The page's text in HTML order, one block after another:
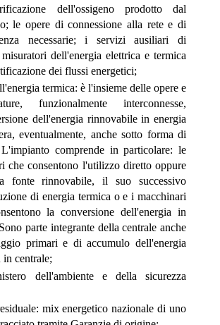
dell'ossigeno prodotto dal
le opere di connessione alla rete e di
necessarie; i servizi ausiliari di
dell'energia elettrica e termica
dei flussi energetici;
termica: è l'insieme delle opere e
funzionalmente interconnesse,
dell'energia rinnovabile in energia
eventualmente, anche sotto forma di
comprende in particolare: le
che consentono l'utilizzo diretto oppure
fonte rinnovabile, il suo successivo
di energia termica o e i macchinari
la conversione dell'energia in
parte integrante della centrale anche
primari e di accumulo dell'energia
centrale;
dell'ambiente e della sicurezza
mix energetico nazionale di uno